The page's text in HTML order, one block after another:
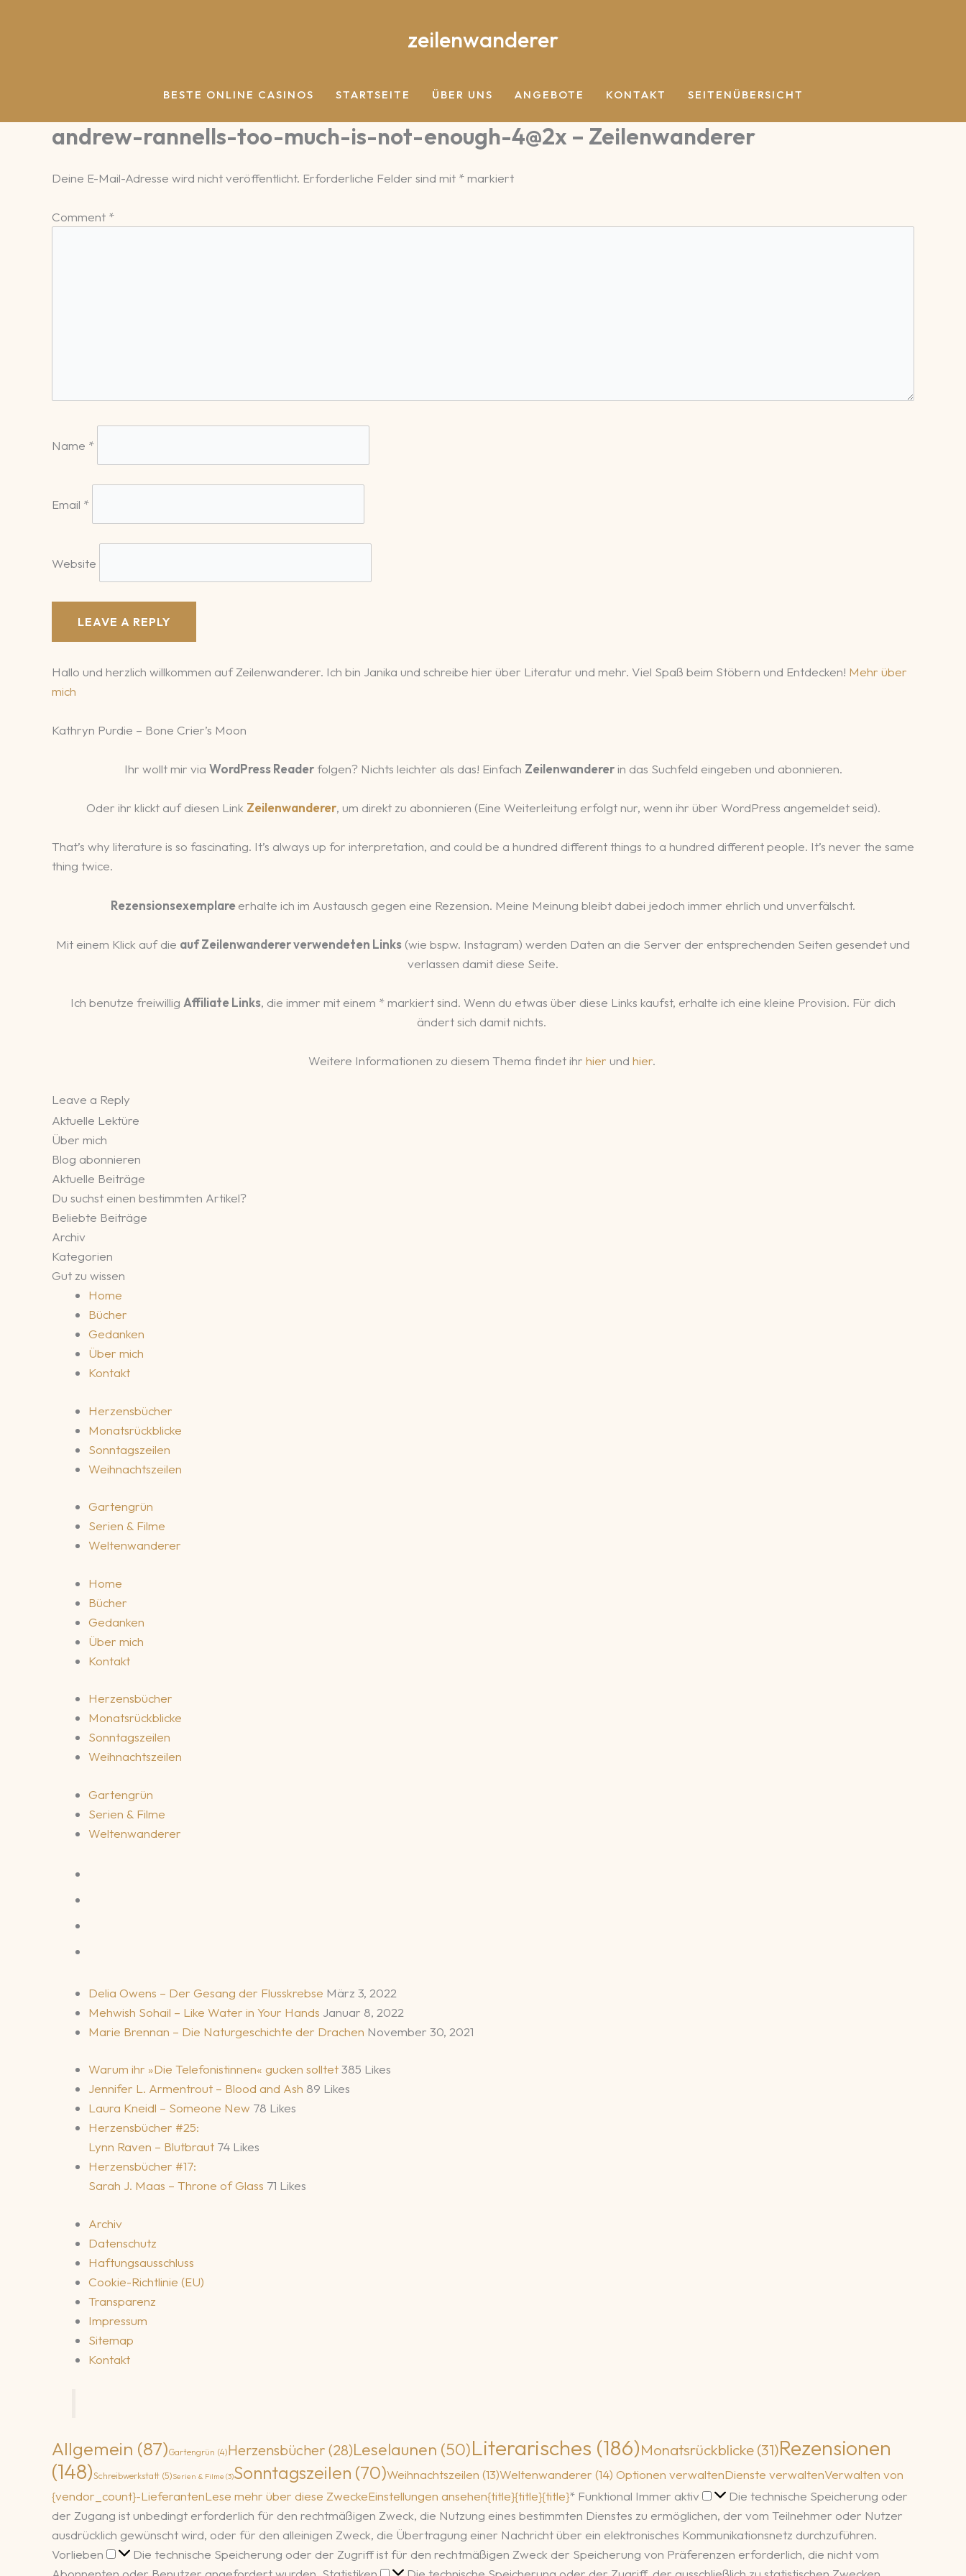
zeilenwanderer
BESTE ONLINE CASINOS STARTSEITE ÜBER UNS ANGEBOTE KONTAKT SEITENÜBERSICHT
andrew-rannells-too-much-is-not-enough-4@2x – Zeilenwanderer
Deine E-Mail-Adresse wird nicht veröffentlicht. Erforderliche Felder sind mit *markiert
Comment *
Name *
Email *
Website
Hallo und herzlich willkommen auf Zeilenwanderer. Ich bin Janika und schreibe hier über Literatur und mehr. Viel Spaß beim Stöbern und Entdecken! Mehr über
mich
Kathryn Purdie – Bone Crier’s Moon
Ihr wollt mir via WordPress Readerfolgen? Nichts leichter als das! Einfach Zeilenwandererin das Suchfeld eingeben und abonnieren.
Oder ihr klickt auf diesen Link Zeilenwanderer, um direkt zu abonnieren (Eine Weiterleitung erfolgt nur, wenn ihr über WordPress angemeldet seid).
That’s why literature is so fascinating. It’s always up for interpretation, and could be a hundred different things to a hundred different people. It’s never the same
thing twice.
Rezensionsexemplareerhalte ich im Austausch gegen eine Rezension. Meine Meinung bleibt dabei jedoch immer ehrlich und unverfälscht.
Mit einem Klick auf die auf Zeilenwanderer verwendeten Links (wie bspw. Instagram) werden Daten an die Server der entsprechenden Seiten gesendet und
verlassen damit diese Seite.
Ich benutze freiwillig Affiliate Links, die immer mit einem * markiert sind. Wenn du etwas über diese Links kaufst, erhalte ich eine kleine Provision. Für dich
ändert sich damit nichts.
Weitere Informationen zu diesem Thema findet ihr hier und hier.
Leave a Reply
Aktuelle Lektüre
Über mich
Blog abonnieren
Aktuelle Beiträge
Du suchst einen bestimmten Artikel?
Beliebte Beiträge
Archiv
Kategorien
Gut zu wissen
Home
Bücher
Gedanken
Über mich
Kontakt
Herzensbücher
Monatsrückblicke
Sonntagszeilen
Weihnachtszeilen
Gartengrün
Serien & Filme
Weltenwanderer
Home
Bücher
Gedanken
Über mich
Kontakt
Herzensbücher
Monatsrückblicke
Sonntagszeilen
Weihnachtszeilen
Gartengrün
Serien & Filme
Weltenwanderer
Delia Owens – Der Gesang der Flusskrebse März 3, 2022
Mehwish Sohail – Like Water in Your Hands Januar 8, 2022
Marie Brennan – Die Naturgeschichte der Drachen November 30, 2021
Warum ihr »Die Telefonistinnen« gucken solltet385 Likes
Jennifer L. Armentrout – Blood and Ash 89 Likes
Laura Kneidl – Someone New 78 Likes
Herzensbücher #25:
Lynn Raven – Blutbraut 74 Likes
Herzensbücher #17:
Sarah J. Maas – Throne of Glass 71 Likes
Archiv
Datenschutz
Haftungsausschluss
Cookie-Richtlinie (EU)
Transparenz
Impressum
Sitemap
Kontakt
Allgemein (87)Gartengrün (4)Herzensbücher (28)Leselaunen (50)Literarisches (186)Monatsrückblicke(31)Rezensionen
(148)Schreibwerkstatt (5)Serien & Filme (3)Sonntagszeilen (70)Weihnachtszeilen (13)Weltenwanderer (14) Optionen verwaltenDienste verwaltenVerwalten von
{vendor_count}-LieferantenLese mehr über diese ZweckeEinstellungen ansehen{title}{title}{title}* Funktional Immer aktiv Funktional
Die technische Speicherung oder
der Zugang ist unbedingt erforderlich für den rechtmäßigen Zweck, die Nutzung eines bestimmten Dienstes zu ermöglichen, der vom Teilnehmer oder Nutzer
ausdrücklich gewünscht wird, oder für den alleinigen Zweck, die Übertragung einer Nachricht über ein elektronisches Kommunikationsnetz durchzuführen.
Vorlieben
Vorlieben
Die technische Speicherung oder der Zugriff ist für den rechtmäßigen Zweck der Speicherung von Präferenzen erforderlich, die nicht vom
Statistiken